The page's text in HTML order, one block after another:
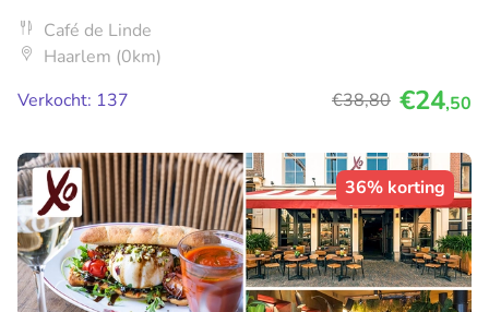
Café de Linde
Haarlem (0km)
Verkocht: 137
€38,80 €24,50
36% korting